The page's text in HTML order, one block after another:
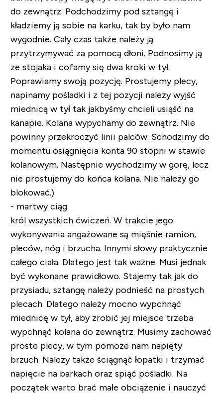
do zewnątrz. Podchodzimy pod sztangę i
kładziemy ją sobie na karku, tak by było nam
wygodnie. Cały czas także należy ją
przytrzymywać za pomocą dłoni. Podnosimy ją
ze stojaka i cofamy się dwa kroki w tył.
Poprawiamy swoją pozycję. Prostujemy plecy,
napinamy pośladki i z tej pozycji należy wyjść
miednicą w tył tak jakbyśmy chcieli usiąść na
kanapie. Kolana wypychamy do zewnątrz. Nie
powinny przekroczyć linii palców. Schodzimy do
momentu osiągnięcia konta 90 stopni w stawie
kolanowym. Następnie wychodzimy w gorę, lecz
nie prostujemy do końca kolana. Nie należy go
blokować.)
- martwy ciąg
król wszystkich ćwiczeń. W trakcie jego
wykonywania angażowane są mięśnie ramion,
pleców, nóg i brzucha. Innymi słowy praktycznie
całego ciała. Dlatego jest tak ważne. Musi jednak
być wykonane prawidłowo. Stajemy tak jak do
przysiadu, sztangę należy podnieść na prostych
plecach. Dlatego należy mocno wypchnąć
miednicę w tył, aby zrobić jej miejsce trzeba
wypchnąć kolana do zewnątrz. Musimy zachować
proste plecy, w tym pomoże nam napięty
brzuch. Należy także ściągnąć łopatki i trzymać
napięcie na barkach oraz spiąć pośladki. Na
początek warto brać małe obciążenie i nauczyć